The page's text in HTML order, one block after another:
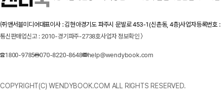
㈜앤서블미디어대표이사 : 김현아경기도 파주시 문발로 453-1(신촌동, 4층)사업자등록번
통신판매업신고 : 2010-경기파주-2738호사업자 정보확인 〉
1800-9785 070-8220-8648 help@wendybook.com
COPYRIGHT(C) WENDYBOOK.COM ALL RIGHTS RESERVED.